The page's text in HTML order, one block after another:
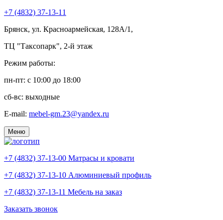
+7 (4832) 37-13-11
Брянск, ул. Красноармейская, 128А/1,
ТЦ "Таксопарк", 2-й этаж
Режим работы:
пн-пт: c 10:00 до 18:00
сб-вс: выходные
E-mail: mebel-gm.23@yandex.ru
Меню
+7 (4832) 37-13-00 Матрасы и кровати
+7 (4832) 37-13-10 Алюминиевый профиль
+7 (4832) 37-13-11 Мебель на заказ
Заказать звонок